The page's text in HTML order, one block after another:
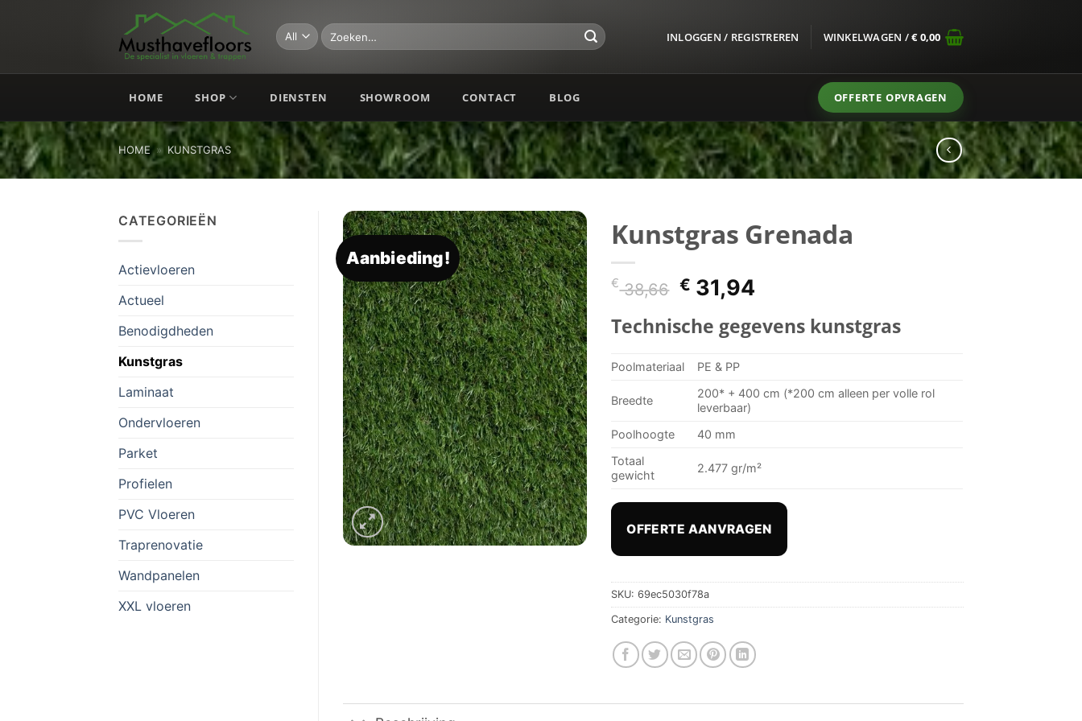
Zoeken
naar:
INLOGGEN / REGISTREREN WINKELWAGEN /€0,00
HOME SHOP DIENSTEN SHOWROOM CONTACT BLOG OFFERTE OPVRAGEN
HOME » KUNSTGRAS
CATEGORIEËN
Actievloeren
Actueel
Benodigdheden
Kunstgras
Laminaat
Ondervloeren
Parket
Profielen
PVC Vloeren
Traprenovatie
Wandpanelen
XXL vloeren
Aanbieding!
Toevoegen
aan
verlanglijst
Kunstgras Grenada
€38,66 Oorspronkelijke
prijs
was:
€ 31,94Huidige
is:
Technische gegevens kunstgras
Poolmateriaal PE & PP
Breedte
200* + 400 cm (*200 cm alleen per volle rol
leverbaar)
Poolhoogte
40 mm
Totaal
gewicht
2.477 gr/m²
OFFERTE AANVRAGEN
SKU:69ec5030f78a
Categorie: Kunstgras